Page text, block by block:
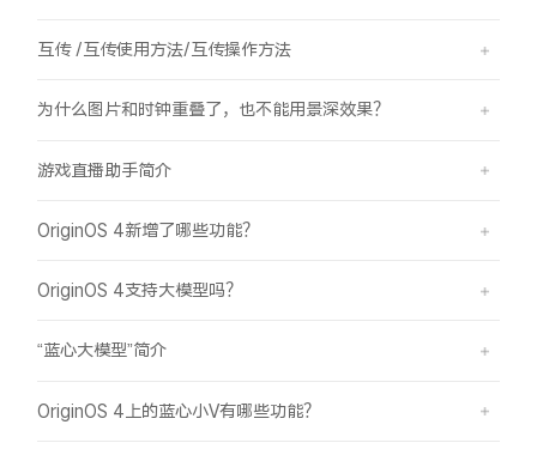
互传 /互传使用方法/互传操作方法
为什么图片和时钟重叠了，也不能用景深效果？
游戏直播助手简介
OriginOS 4新增了哪些功能？
OriginOS 4支持大模型吗？
“蓝心大模型”简介
OriginOS 4上的蓝心小V有哪些功能？